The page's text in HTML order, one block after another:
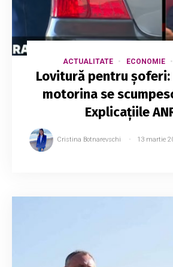
ACTUALITATE ECONOMIE
Lovitură pentru șoferi:
motorina se
Explicațiile
Cristina Botnarevschi 13 martie